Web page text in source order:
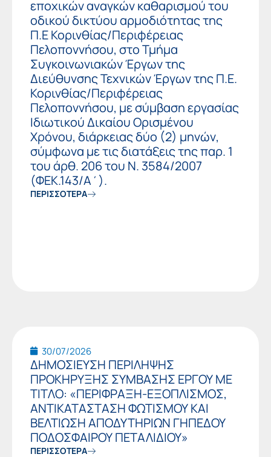
εποχικών αναγκών καθαρισμού του
οδικού δικτύου αρμοδιότητας της
Π.Ε Κορινθίας/Περιφέρειας
Πελοποννήσου, στο Τμήμα
Συγκοινωνιακών Έργων της
Διεύθυνσης Τεχνικών Έργων της Π.Ε.
Κορινθίας/Περιφέρειας
Πελοποννήσου, με σύμβαση εργασίας
Ιδιωτικού Δικαίου Ορισμένου
Χρόνου, διάρκειας δύο (2) μηνών,
σύμφωνα με τις διατάξεις της παρ. 1
του άρθ. 206 του Ν. 3584/2007
(ΦΕΚ.143/Α΄).
ΠΕΡΙΣΣΟΤΕΡΑ
30/07/2026
ΔΗΜΟΣΙΕΥΣΗ ΠΕΡΙΛΗΨΗΣ
ΠΡΟΚΗΡΥΞΗΣ ΣΥΜΒΑΣΗΣ ΕΡΓΟΥ ΜΕ
ΤΙΤΛΟ: «ΠΕΡΙΦΡΑΞΗ-ΕΞΟΠΛΙΣΜΟΣ,
ΑΝΤΙΚΑΤΑΣΤΑΣΗ ΦΩΤΙΣΜΟΥ ΚΑΙ
ΒΕΛΤΙΩΣΗ ΑΠΟΔΥΤΗΡΙΩΝ ΓΗΠΕΔΟΥ
ΠΟΔΟΣΦΑΙΡΟΥ ΠΕΤΑΛΙΔΙΟΥ»
ΠΕΡΙΣΣΟΤΕΡΑ